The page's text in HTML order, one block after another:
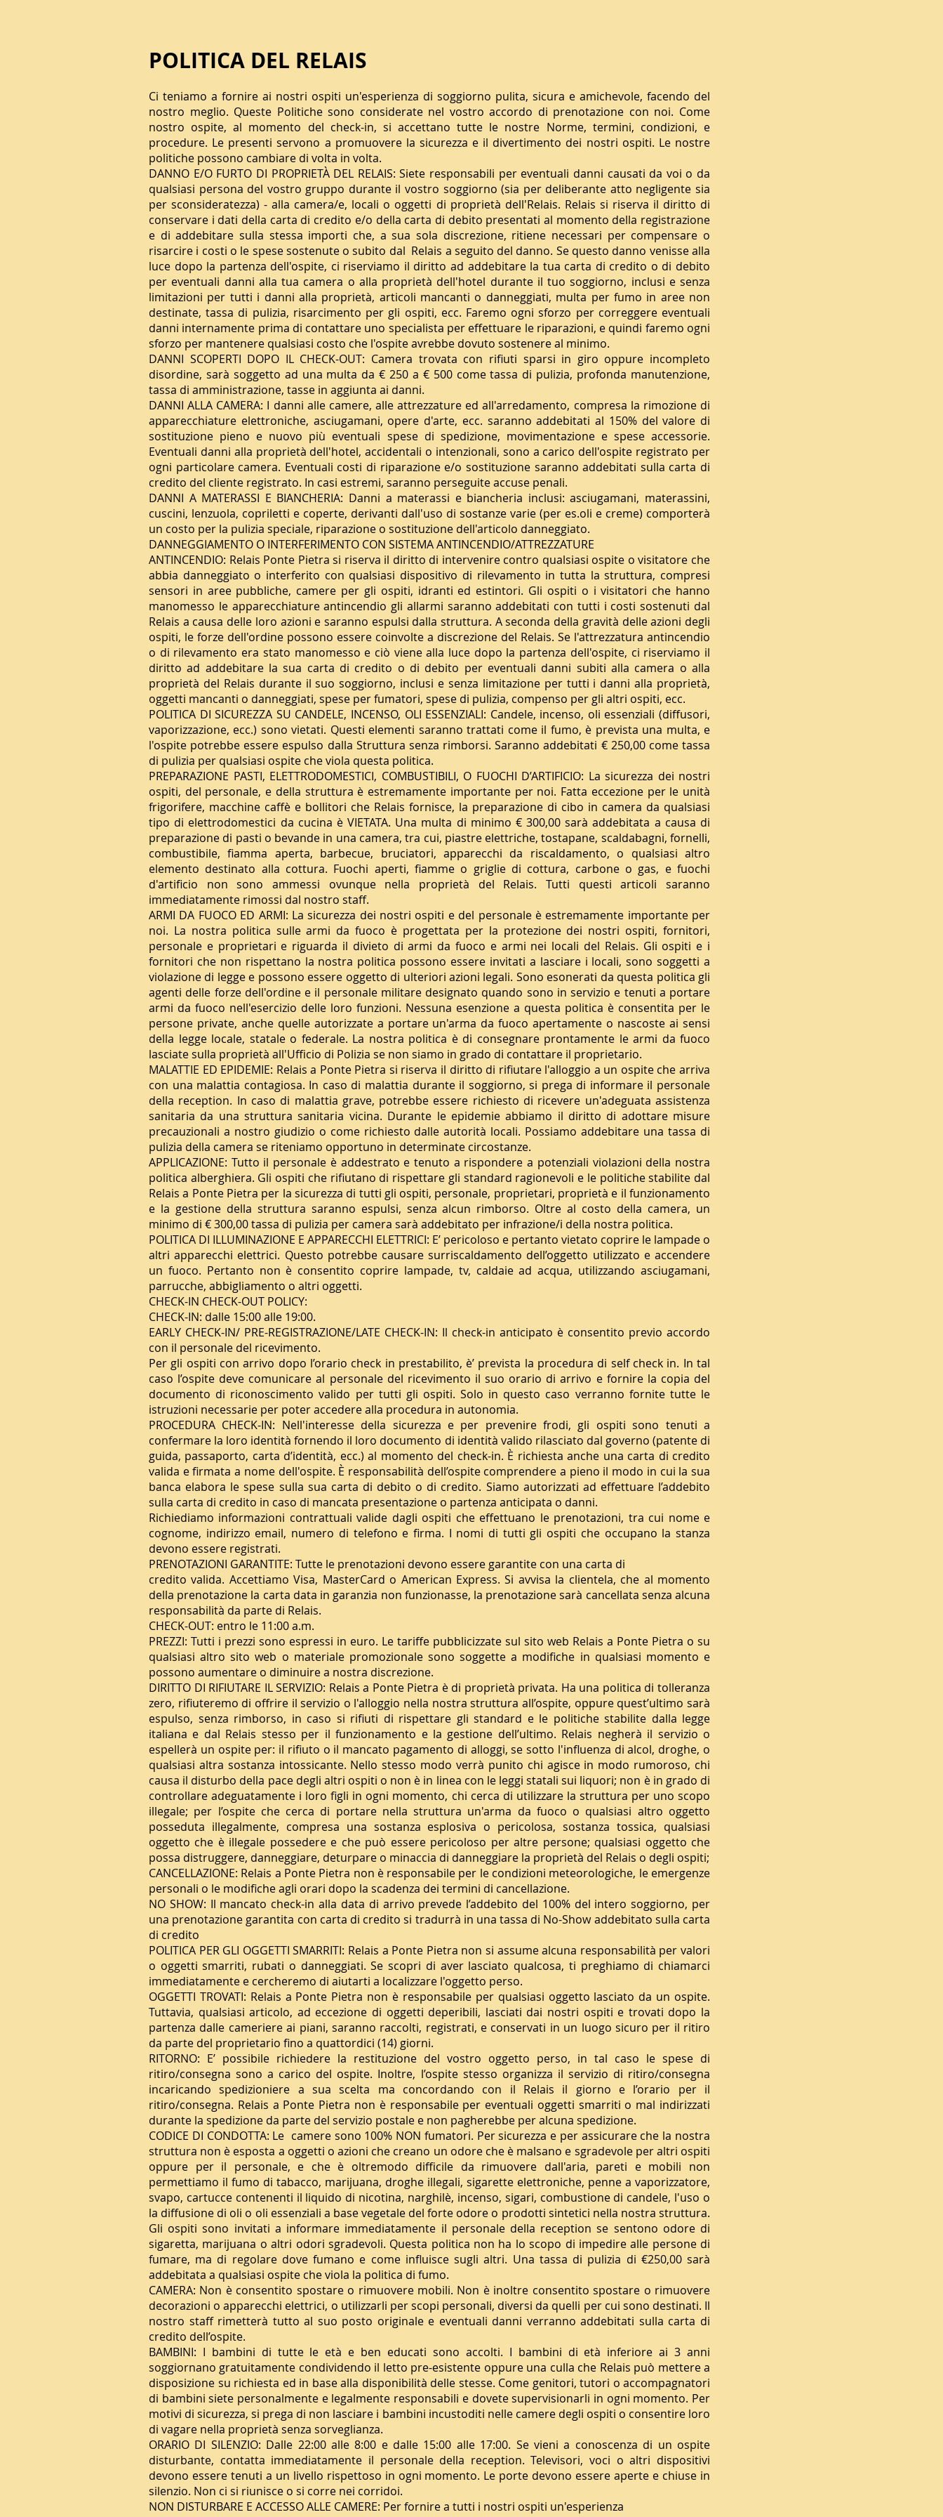
POLITICA DEL RELAIS
Ci teniamo a fornire ai nostri ospiti un'esperienza di soggiorno pulita, sicura e amichevole, facendo del
nostro meglio. Queste Politiche sono considerate nel vostro accordo di prenotazione con noi. Come
nostro ospite, al momento del check-in, si accettano tutte le nostre Norme, termini, condizioni, e
procedure. Le presenti servono a promuovere la sicurezza e il divertimento dei nostri ospiti. Le nostre
politiche possono cambiare di volta in volta.
DANNO E/O FURTO DI PROPRIETÀ DEL RELAIS: Siete responsabili per eventuali danni causati da voi o da
qualsiasi persona del vostro gruppo durante il vostro soggiorno (sia per deliberante atto negligente sia
per sconsideratezza) - alla camera/e, locali o oggetti di proprietà dell'Relais. Relais si riserva il diritto di
conservare i dati della carta di credito e/o della carta di debito presentati al momento della registrazione
e di addebitare sulla stessa importi che, a sua sola discrezione, ritiene necessari per compensare o
risarcire i costi o le spese sostenute o subito dal Relais a seguito del danno. Se questo danno venisse alla
luce dopo la partenza dell'ospite, ci riserviamo il diritto ad addebitare la tua carta di credito o di debito
per eventuali danni alla tua camera o alla proprietà dell'hotel durante il tuo soggiorno, inclusi e senza
limitazioni per tutti i danni alla proprietà, articoli mancanti o danneggiati, multa per fumo in aree non
destinate, tassa di pulizia, risarcimento per gli ospiti, ecc. Faremo ogni sforzo per correggere eventuali
danni internamente prima di contattare uno specialista per effettuare le riparazioni, e quindi faremo ogni
sforzo per mantenere qualsiasi costo che l'ospite avrebbe dovuto sostenere al minimo.
DANNI SCOPERTI DOPO IL CHECK-OUT: Camera trovata con rifiuti sparsi in giro oppure incompleto
disordine, sarà soggetto ad una multa da € 250 a € 500 come tassa di pulizia, profonda manutenzione,
tassa di amministrazione, tasse in aggiunta ai danni.
DANNI ALLA CAMERA: I danni alle camere, alle attrezzature ed all'arredamento, compresa la rimozione di
apparecchiature elettroniche, asciugamani, opere d'arte, ecc. saranno addebitati al 150% del valore di
sostituzione pieno e nuovo più eventuali spese di spedizione, movimentazione e spese accessorie.
Eventuali danni alla proprietà dell'hotel, accidentali o intenzionali, sono a carico dell'ospite registrato per
ogni particolare camera. Eventuali costi di riparazione e/o sostituzione saranno addebitati sulla carta di
credito del cliente registrato. In casi estremi, saranno perseguite accuse penali.
DANNI A MATERASSI E BIANCHERIA: Danni a materassi e biancheria inclusi: asciugamani, materassini,
cuscini, lenzuola, copriletti e coperte, derivanti dall'uso di sostanze varie (per es.oli e creme) comporterà
un costo per la pulizia speciale, riparazione o sostituzione dell'articolo danneggiato.
DANNEGGIAMENTO O INTERFERIMENTO CON SISTEMA ANTINCENDIO/ATTREZZATURE
ANTINCENDIO: Relais Ponte Pietra si riserva il diritto di intervenire contro qualsiasi ospite o visitatore che
abbia danneggiato o interferito con qualsiasi dispositivo di rilevamento in tutta la struttura, compresi
sensori in aree pubbliche, camere per gli ospiti, idranti ed estintori. Gli ospiti o i visitatori che hanno
manomesso le apparecchiature antincendio gli allarmi saranno addebitati con tutti i costi sostenuti dal
Relais a causa delle loro azioni e saranno espulsi dalla struttura. A seconda della gravità delle azioni degli
ospiti, le forze dell'ordine possono essere coinvolte a discrezione del Relais. Se l'attrezzatura antincendio
o di rilevamento era stato manomesso e ciò viene alla luce dopo la partenza dell'ospite, ci riserviamo il
diritto ad addebitare la sua carta di credito o di debito per eventuali danni subiti alla camera o alla
proprietà del Relais durante il suo soggiorno, inclusi e senza limitazione per tutti i danni alla proprietà,
oggetti mancanti o danneggiati, spese per fumatori, spese di pulizia, compenso per gli altri ospiti, ecc.
POLITICA DI SICUREZZA SU CANDELE, INCENSO, OLI ESSENZIALI: Candele, incenso, oli essenziali (diffusori,
vaporizzazione, ecc.) sono vietati. Questi elementi saranno trattati come il fumo, è prevista una multa, e
l'ospite potrebbe essere espulso dalla Struttura senza rimborsi. Saranno addebitati € 250,00 come tassa
di pulizia per qualsiasi ospite che viola questa politica.
PREPARAZIONE PASTI, ELETTRODOMESTICI, COMBUSTIBILI, O FUOCHI D’ARTIFICIO: La sicurezza dei nostri
ospiti, del personale, e della struttura è estremamente importante per noi. Fatta eccezione per le unità
frigorifere, macchine caffè e bollitori che Relais fornisce, la preparazione di cibo in camera da qualsiasi
tipo di elettrodomestici da cucina è VIETATA. Una multa di minimo € 300,00 sarà addebitata a causa di
preparazione di pasti o bevande in una camera, tra cui, piastre elettriche, tostapane, scaldabagni, fornelli,
combustibile, fiamma aperta, barbecue, bruciatori, apparecchi da riscaldamento, o qualsiasi altro
elemento destinato alla cottura. Fuochi aperti, fiamme o griglie di cottura, carbone o gas, e fuochi
d'artificio non sono ammessi ovunque nella proprietà del Relais. Tutti questi articoli saranno
immediatamente rimossi dal nostro staff.
ARMI DA FUOCO ED ARMI: La sicurezza dei nostri ospiti e del personale è estremamente importante per
noi. La nostra politica sulle armi da fuoco è progettata per la protezione dei nostri ospiti, fornitori,
personale e proprietari e riguarda il divieto di armi da fuoco e armi nei locali del Relais. Gli ospiti e i
fornitori che non rispettano la nostra politica possono essere invitati a lasciare i locali, sono soggetti a
violazione di legge e possono essere oggetto di ulteriori azioni legali. Sono esonerati da questa politica gli
agenti delle forze dell'ordine e il personale militare designato quando sono in servizio e tenuti a portare
armi da fuoco nell'esercizio delle loro funzioni. Nessuna esenzione a questa politica è consentita per le
persone private, anche quelle autorizzate a portare un'arma da fuoco apertamente o nascoste ai sensi
della legge locale, statale o federale. La nostra politica è di consegnare prontamente le armi da fuoco
lasciate sulla proprietà all'Ufficio di Polizia se non siamo in grado di contattare il proprietario.
MALATTIE ED EPIDEMIE: Relais a Ponte Pietra si riserva il diritto di rifiutare l'alloggio a un ospite che arriva
con una malattia contagiosa. In caso di malattia durante il soggiorno, si prega di informare il personale
della reception. In caso di malattia grave, potrebbe essere richiesto di ricevere un'adeguata assistenza
sanitaria da una struttura sanitaria vicina. Durante le epidemie abbiamo il diritto di adottare misure
precauzionali a nostro giudizio o come richiesto dalle autorità locali. Possiamo addebitare una tassa di
pulizia della camera se riteniamo opportuno in determinate circostanze.
APPLICAZIONE: Tutto il personale è addestrato e tenuto a rispondere a potenziali violazioni della nostra
politica alberghiera. Gli ospiti che rifiutano di rispettare gli standard ragionevoli e le politiche stabilite dal
Relais a Ponte Pietra per la sicurezza di tutti gli ospiti, personale, proprietari, proprietà e il funzionamento
e la gestione della struttura saranno espulsi, senza alcun rimborso. Oltre al costo della camera, un
minimo di € 300,00 tassa di pulizia per camera sarà addebitato per infrazione/i della nostra politica.
POLITICA DI ILLUMINAZIONE E APPARECCHI ELETTRICI: E’ pericoloso e pertanto vietato coprire le lampade o
altri apparecchi elettrici. Questo potrebbe causare surriscaldamento dell’oggetto utilizzato e accendere
un fuoco. Pertanto non è consentito coprire lampade, tv, caldaie ad acqua, utilizzando asciugamani,
parrucche, abbigliamento o altri oggetti.
CHECK-IN CHECK-OUT POLICY:
CHECK-IN: dalle 15:00 alle 19:00.
EARLY CHECK-IN/ PRE-REGISTRAZIONE/LATE CHECK-IN: Il check-in anticipato è consentito previo accordo
con il personale del ricevimento.
Per gli ospiti con arrivo dopo l’orario check in prestabilito, è’ prevista la procedura di self check in. In tal
caso l’ospite deve comunicare al personale del ricevimento il suo orario di arrivo e fornire la copia del
documento di riconoscimento valido per tutti gli ospiti. Solo in questo caso verranno fornite tutte le
istruzioni necessarie per poter accedere alla procedura in autonomia.
PROCEDURA CHECK-IN: Nell'interesse della sicurezza e per prevenire frodi, gli ospiti sono tenuti a
confermare la loro identità fornendo il loro documento di identità valido rilasciato dal governo (patente di
guida, passaporto, carta d’identità, ecc.) al momento del check-in. È richiesta anche una carta di credito
valida e firmata a nome dell'ospite. È responsabilità dell’ospite comprendere a pieno il modo in cui la sua
banca elabora le spese sulla sua carta di debito o di credito. Siamo autorizzati ad effettuare l’addebito
sulla carta di credito in caso di mancata presentazione o partenza anticipata o danni.
Richiediamo informazioni contrattuali valide dagli ospiti che effettuano le prenotazioni, tra cui nome e
cognome, indirizzo email, numero di telefono e firma. I nomi di tutti gli ospiti che occupano la stanza
devono essere registrati.
PRENOTAZIONI GARANTITE: Tutte le prenotazioni devono essere garantite con una carta di
credito valida. Accettiamo Visa, MasterCard o American Express. Si avvisa la clientela, che al momento
della prenotazione la carta data in garanzia non funzionasse, la prenotazione sarà cancellata senza alcuna
responsabilità da parte di Relais.
CHECK-OUT: entro le 11:00 a.m.
PREZZI: Tutti i prezzi sono espressi in euro. Le tariffe pubblicizzate sul sito web Relais a Ponte Pietra o su
qualsiasi altro sito web o materiale promozionale sono soggette a modifiche in qualsiasi momento e
possono aumentare o diminuire a nostra discrezione.
DIRITTO DI RIFIUTARE IL SERVIZIO: Relais a Ponte Pietra è di proprietà privata. Ha una politica di tolleranza
zero, rifiuteremo di offrire il servizio o l'alloggio nella nostra struttura all’ospite, oppure quest’ultimo sarà
espulso, senza rimborso, in caso si rifiuti di rispettare gli standard e le politiche stabilite dalla legge
italiana e dal Relais stesso per il funzionamento e la gestione dell’ultimo. Relais negherà il servizio o
espellerà un ospite per: il rifiuto o il mancato pagamento di alloggi, se sotto l'influenza di alcol, droghe, o
qualsiasi altra sostanza intossicante. Nello stesso modo verrà punito chi agisce in modo rumoroso, chi
causa il disturbo della pace degli altri ospiti o non è in linea con le leggi statali sui liquori; non è in grado di
controllare adeguatamente i loro figli in ogni momento, chi cerca di utilizzare la struttura per uno scopo
illegale; per l’ospite che cerca di portare nella struttura un'arma da fuoco o qualsiasi altro oggetto
posseduta illegalmente, compresa una sostanza esplosiva o pericolosa, sostanza tossica, qualsiasi
oggetto che è illegale possedere e che può essere pericoloso per altre persone; qualsiasi oggetto che
possa distruggere, danneggiare, deturpare o minaccia di danneggiare la proprietà del Relais o degli ospiti;
CANCELLAZIONE: Relais a Ponte Pietra non è responsabile per le condizioni meteorologiche, le emergenze
personali o le modifiche agli orari dopo la scadenza dei termini di cancellazione.
NO SHOW: Il mancato check-in alla data di arrivo prevede l’addebito del 100% del intero soggiorno, per
una prenotazione garantita con carta di credito si tradurrà in una tassa di No-Show addebitato sulla carta
di credito
POLITICA PER GLI OGGETTI SMARRITI: Relais a Ponte Pietra non si assume alcuna responsabilità per valori
o oggetti smarriti, rubati o danneggiati. Se scopri di aver lasciato qualcosa, ti preghiamo di chiamarci
immediatamente e cercheremo di aiutarti a localizzare l'oggetto perso.
OGGETTI TROVATI: Relais a Ponte Pietra non è responsabile per qualsiasi oggetto lasciato da un ospite.
Tuttavia, qualsiasi articolo, ad eccezione di oggetti deperibili, lasciati dai nostri ospiti e trovati dopo la
partenza dalle cameriere ai piani, saranno raccolti, registrati, e conservati in un luogo sicuro per il ritiro
da parte del proprietario fino a quattordici (14) giorni.
RITORNO: E’ possibile richiedere la restituzione del vostro oggetto perso, in tal caso le spese di
ritiro/consegna sono a carico del ospite. Inoltre, l’ospite stesso organizza il servizio di ritiro/consegna
incaricando spedizioniere a sua scelta ma concordando con il Relais il giorno e l’orario per il
ritiro/consegna. Relais a Ponte Pietra non è responsabile per eventuali oggetti smarriti o mal indirizzati
durante la spedizione da parte del servizio postale e non pagherebbe per alcuna spedizione.
CODICE DI CONDOTTA: Le camere sono 100% NON fumatori. Per sicurezza e per assicurare che la nostra
struttura non è esposta a oggetti o azioni che creano un odore che è malsano e sgradevole per altri ospiti
oppure per il personale, e che è oltremodo difficile da rimuovere dall'aria, pareti e mobili non
permettiamo il fumo di tabacco, marijuana, droghe illegali, sigarette elettroniche, penne a vaporizzatore,
svapo, cartucce contenenti il liquido di nicotina, narghilè, incenso, sigari, combustione di candele, l'uso o
la diffusione di oli o oli essenziali a base vegetale del forte odore o prodotti sintetici nella nostra struttura.
Gli ospiti sono invitati a informare immediatamente il personale della reception se sentono odore di
sigaretta, marijuana o altri odori sgradevoli. Questa politica non ha lo scopo di impedire alle persone di
fumare, ma di regolare dove fumano e come influisce sugli altri. Una tassa di pulizia di €250,00 sarà
addebitata a qualsiasi ospite che viola la politica di fumo.
CAMERA: Non è consentito spostare o rimuovere mobili. Non è inoltre consentito spostare o rimuovere
decorazioni o apparecchi elettrici, o utilizzarli per scopi personali, diversi da quelli per cui sono destinati. Il
nostro staff rimetterà tutto al suo posto originale e eventuali danni verranno addebitati sulla carta di
credito dell’ospite.
BAMBINI: I bambini di tutte le età e ben educati sono accolti. I bambini di età inferiore ai 3 anni
soggiornano gratuitamente condividendo il letto pre-esistente oppure una culla che Relais può mettere a
disposizione su richiesta ed in base alla disponibilità delle stesse. Come genitori, tutori o accompagnatori
di bambini siete personalmente e legalmente responsabili e dovete supervisionarli in ogni momento. Per
motivi di sicurezza, si prega di non lasciare i bambini incustoditi nelle camere degli ospiti o consentire loro
di vagare nella proprietà senza sorveglianza.
ORARIO DI SILENZIO: Dalle 22:00 alle 8:00 e dalle 15:00 alle 17:00. Se vieni a conoscenza di un ospite
disturbante, contatta immediatamente il personale della reception. Televisori, voci o altri dispositivi
devono essere tenuti a un livello rispettoso in ogni momento. Le porte devono essere aperte e chiuse in
silenzio. Non ci si riunisce o si corre nei corridoi.
NON DISTURBARE E ACCESSO ALLE CAMERE: Per fornire a tutti i nostri ospiti un'esperienza